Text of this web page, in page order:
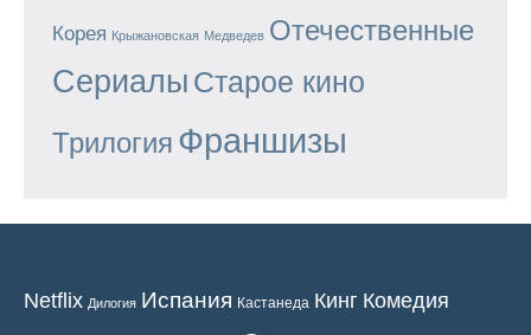
Корея Крыжановская Медведев Отечественные
Сериалы Старое кино
Трилогия Франшизы
Netflix Дилогия Испания Кастанеда Кинг Комедия